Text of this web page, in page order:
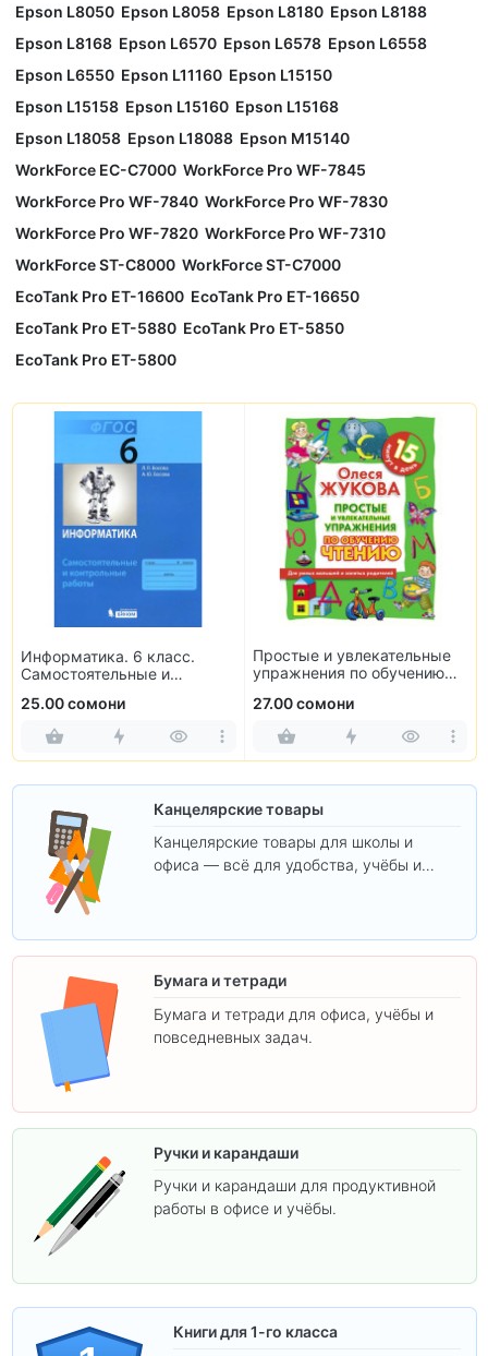
Epson L8050 Epson L8058 Epson L8180 Epson L8188
Epson L8168 Epson L6570 Epson L6578 Epson L6558
Epson L6550 Epson L11160 Epson L15150
Epson L15158 Epson L15160 Epson L15168
Epson L18058 Epson L18088 Epson M15140
WorkForce EC-C7000 WorkForce Pro WF-7845
WorkForce Pro WF-7840 WorkForce Pro WF-7830
WorkForce Pro WF-7820 WorkForce Pro WF-7310
WorkForce ST-C8000 WorkForce ST-C7000
EcoTank Pro ET-16600 EcoTank Pro ET-16650
EcoTank Pro ET-5880 EcoTank Pro ET-5850
EcoTank Pro ET-5800
Информатика. 6 класс.
Самостоятельные и
25.00 сомони
Простые и увлекательные
упражнения по обучению
27.00 сомони
Канцелярские товары
Канцелярские товары для школы и
офиса — всё для удобства, учёбы и
Бумага и тетради
Бумага и тетради для офиса, учёбы и
повседневных задач.
Ручки и карандаши
Ручки и карандаши для продуктивной
работы в офисе и учёбы.
Книги для 1-го класса